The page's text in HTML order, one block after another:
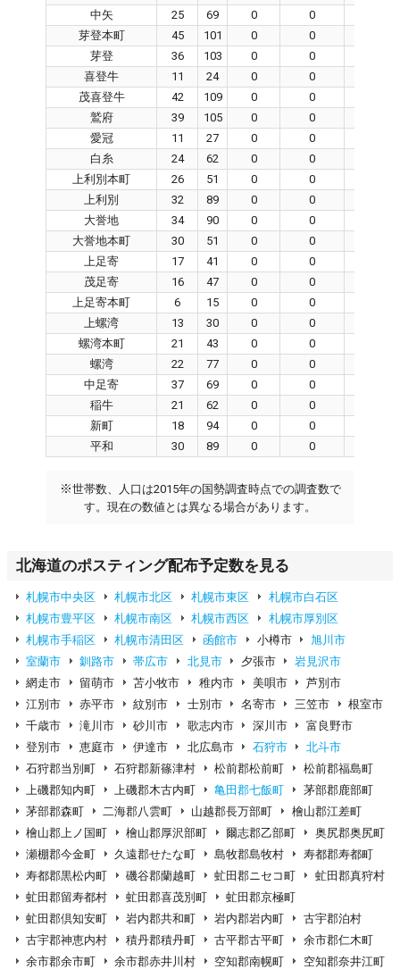
中矢
25 69 0 0
芽登本町
45 101 0 0
芽登
36 103 0 0
喜登牛
11 24 0 0
茂喜登牛
42 109 0 0
鷲府
39 105 0 0
愛冠
11 27 0 0
白糸
24 62 0 0
上利別本町
26 51 0 0
上利別
32 89 0 0
大誉地
34 90 0 0
大誉地本町
30 51 0 0
上足寄
17 41 0 0
茂足寄
16 47 0 0
上足寄本町
6 15 0 0
上螺湾
13 30 0 0
螺湾本町
21 43 0 0
螺湾
22 77 0 0
中足寄
37 69 0 0
稲牛
21 62 0 0
新町
18 94 0 0
平和
30 89 0 0
※世帯数、人口は2015年の国勢調査時点での調査数で
す。現在の数値とは異なる場合があります。
北海道のポスティング配布予定数を見る
札幌市中央区 札幌市北区 札幌市東区
札幌市白石区
札幌市豊平区
札幌市南区 札幌市西区
札幌市厚別区
札幌市手稲区
札幌市清田区 函館市 小樽市
旭川市
室蘭市
釧路市 帯広市 北見市 夕張市
岩見沢市
網走市
留萌市 苫小牧市 稚内市 美唄市
芦別市
江別市
赤平市 紋別市 士別市 名寄市 三笠市
根室市
千歳市
滝川市 砂川市 歌志内市 深川市
富良野市
登別市
恵庭市 伊達市 北広島市 石狩市
北斗市
石狩郡当別町
石狩郡新篠津村 松前郡松前町
松前郡福島町
上磯郡知内町
上磯郡木古内町 亀田郡七飯町
茅部郡鹿部町
茅部郡森町
二海郡八雲町 山越郡長万部町
檜山郡江差町
檜山郡上ノ国町
檜山郡厚沢部町 爾志郡乙部町
奥尻郡奥尻町
瀬棚郡今金町
久遠郡せたな町 島牧郡島牧村
寿都郡寿都町
寿都郡黒松内町
磯谷郡蘭越町 虻田郡ニセコ町
虻田郡真狩村
虻田郡留寿都村
虻田郡喜茂別町
虻田郡京極町
虻田郡倶知安町
岩内郡共和町 岩内郡岩内町
古宇郡泊村
古宇郡神恵内村
積丹郡積丹町 古平郡古平町
余市郡仁木町
余市郡余市町
余市郡赤井川村 空知郡南幌町
空知郡奈井江町